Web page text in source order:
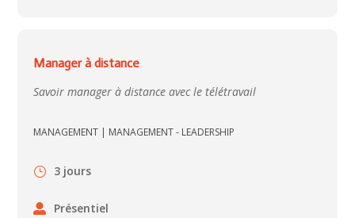
Manager à distance
Savoir manager à distance avec le télétravail
MANAGEMENT | MANAGEMENT - LEADERSHIP
3 jours
Présentiel